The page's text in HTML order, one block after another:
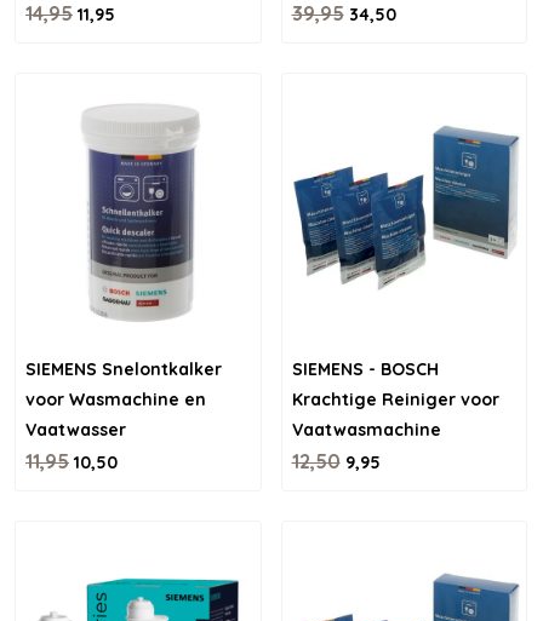
14,95 11,95 39,9534,50
SIEMENS Snelontkalker
voor Wasmachine en
Vaatwasser
11,95 10,50
SIEMENS - BOSCH
Krachtige Reiniger voor
Vaatwasmachine
12,509,95